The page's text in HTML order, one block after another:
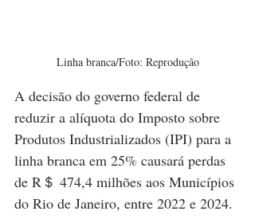
Linha branca/Foto: Reprodução
A decisão do governo federal de
reduzir a alíquota do Imposto sobre
Produtos Industrializados (IPI) para a
linha branca em 25% causará perdas
de R＄ 474,4 milhões aos Municípios
do Rio de Janeiro, entre 2022 e 2024.